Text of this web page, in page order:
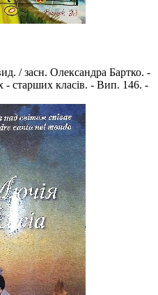
/ засн. Олександра Бартко. -
- старших класів. - Вип. 146. -